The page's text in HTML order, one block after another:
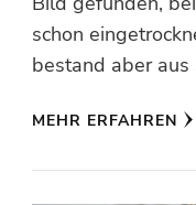
schon
bestand aber aus
MEHR ERFAHREN